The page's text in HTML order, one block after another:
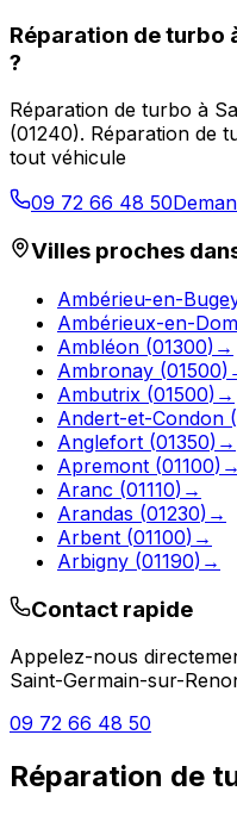
Réparation de turbo
?
Réparation de turbo à
(01240). Réparation de
tout véhicule
09 72 66 48 50
Villes proches
Ambérieu-en-
Ambérieux-en-
Ambléon (01300) →
Ambronay (01500)
Ambutrix (01500) →
Andert-et-Condon (
Anglefort (01350) →
Apremont (01100) →
Aranc (01110) →
Arandas (01230) →
Arbent (01100) →
Arbigny (01190) →
Contact rapide
Appelez-nous
Saint-Germain-sur-
09 72 66 48 50
Réparation de